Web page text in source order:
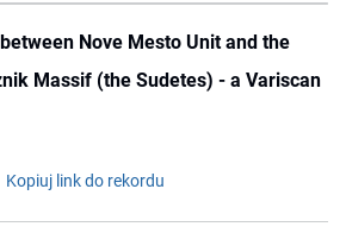
Nove Mesto Unit and the
Massif (the Sudetes) - a Variscan
Kopiuj link do rekordu